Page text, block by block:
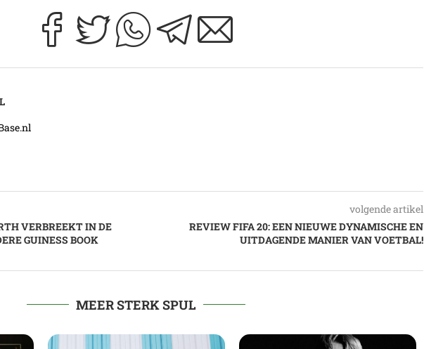
VERBREEKT IN DE
GUINESS BOOK
volgende artikel
REVIEW FIFA 20: EEN NIEUWE DYNAMISCHE EN
UITDAGENDE MANIER VAN VOETBAL!
MEER STERK SPUL